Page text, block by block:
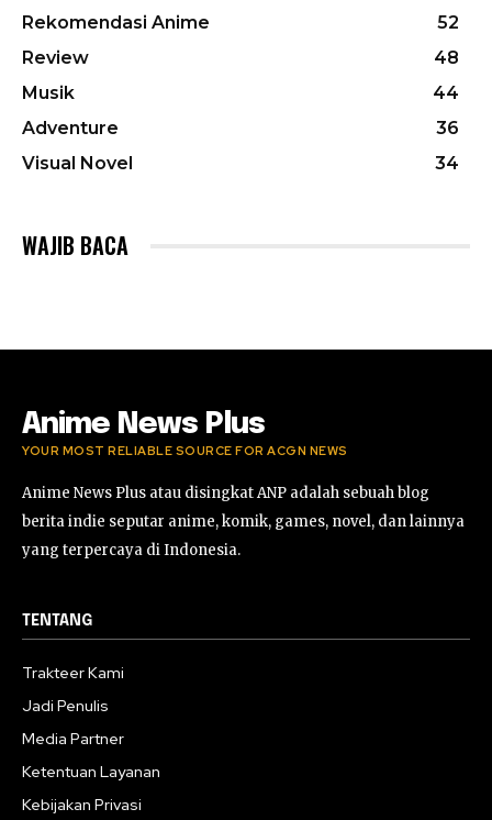
Rekomendasi Anime
52
Review
48
Musik
44
Adventure
36
Visual Novel
34
WAJIB BACA
Anime News Plus
YOUR MOST RELIABLE SOURCE FOR ACGN NEWS
Anime News Plus atau disingkat ANP adalah sebuah blog
berita indie seputar anime, komik, games, novel, dan lainnya
yang terpercaya di Indonesia.
TENTANG
Trakteer Kami
Jadi Penulis
Media Partner
Ketentuan Layanan
Kebijakan Privasi